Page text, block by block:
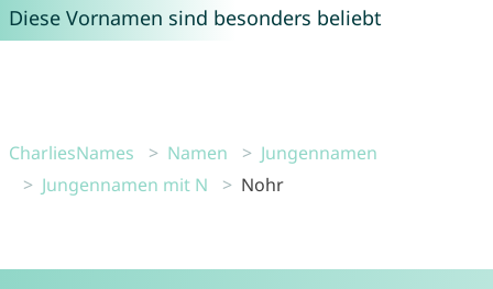
Diese Vornamen sind besonders beliebt
CharliesNames Namen
Jungennamen
Jungennamen mit N
Nohr